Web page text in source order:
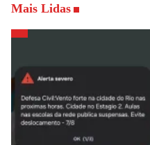
Mais Lidas